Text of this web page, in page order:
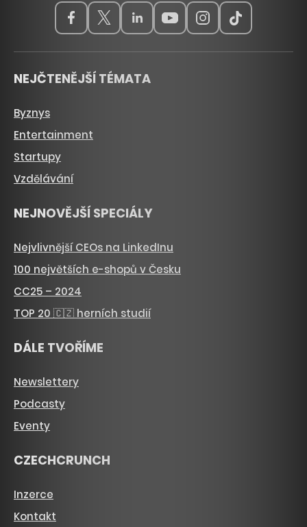
NEJČTENĚJŠÍ TÉMATA
Byznys
Entertainment
Startupy
Vzdělávání
NEJNOVĚJŠÍ SPECIÁLY
Nejvlivnější CEOs na LinkedInu
100 největších e-shopů v Česku
CC25 – 2024
TOP 20 🇨🇿 herních studií
DÁLE TVOŘÍME
Newslettery
Podcasty
Eventy
CZECHCRUNCH
Inzerce
Kontakt